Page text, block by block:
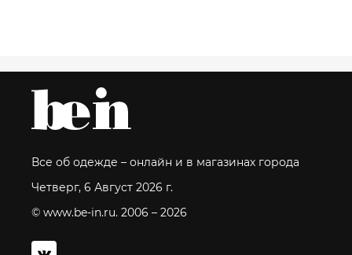
Все об одежде – онлайн и в магазинах города
Четверг, 6 Август 2026 г.
© www.be-in.ru. 2006 – 2026